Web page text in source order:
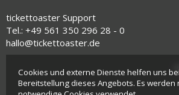
tickettoaster Support
Tel.: +49 561 350 296 28 - 0
hallo@tickettoaster.de
Cookies und externe Dienste helfen uns
Bereitstellung dieses Angebots. Es werden